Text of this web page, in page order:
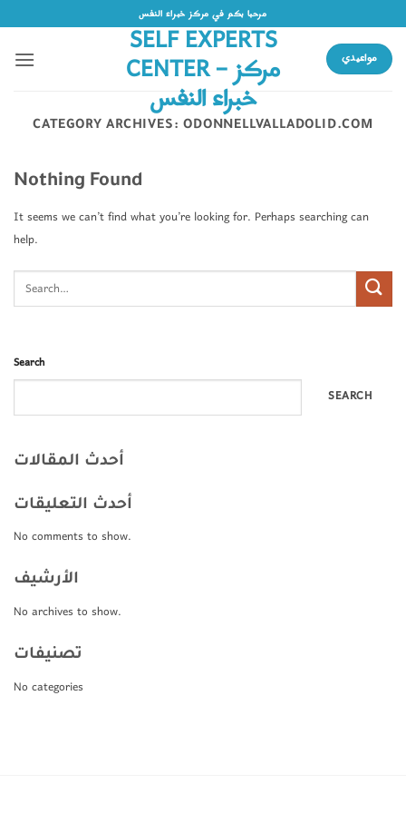
to
content
مرحبا بكم في مركز خبراء النفس
SELF EXPERTS
CENTER – مركز
خبراء النفس
مواعيدي
CATEGORY ARCHIVES:ODONNELLVALLADOLID.COM
Nothing Found
It seems we can’t find what you’re looking for. Perhaps searching can
help.
Search
SEARCH
أحدث المقالات
أحدث التعليقات
No comments to show.
الأرشيف
No archives to show.
تصنيفات
No categories